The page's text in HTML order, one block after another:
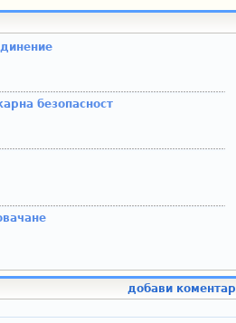
безопасност
добави коментар